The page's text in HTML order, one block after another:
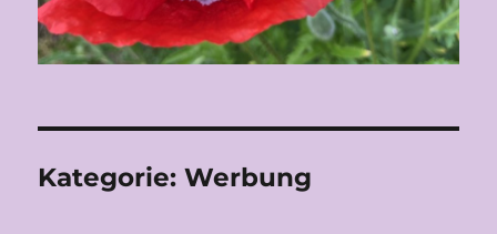
Kategorie:Werbung